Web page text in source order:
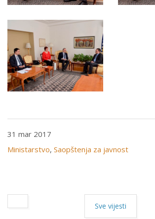
31 mar 2017
Ministarstvo, Saopštenja za javnost
Sve vijesti